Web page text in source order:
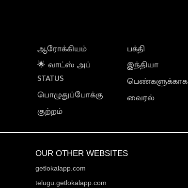
ஆரோக்கியம்
🌟 வாட்ஸ் அப்
STATUS
பொழுதுப்போக்கு
குற்றம்
பக்தி
இந்தியா
பெண்களுக்காக
வைரல்
OUR OTHER WEBSITES
getlokalapp.com
telugu.getlokalapp.com